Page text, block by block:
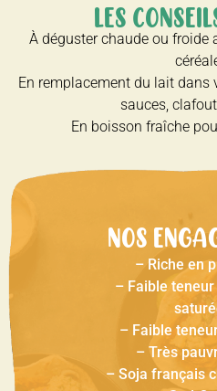
LES
À déguster chaude ou froide
En remplacement du lait dans
sauces,
En boisson fraîche
NOS
– Riche en
– Faible
– Faible
– Très
– Soja français